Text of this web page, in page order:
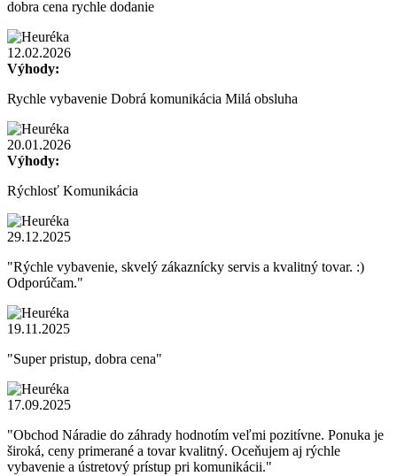
dobra cena rychle dodanie
12.02.2026
Výhody:
Rychle vybavenie Dobrá komunikácia Milá obsluha
20.01.2026
Výhody:
Rýchlosť Komunikácia
29.12.2025
"Rýchle vybavenie, skvelý zákaznícky servis a kvalitný tovar. :)
Odporúčam."
19.11.2025
"Super pristup, dobra cena"
17.09.2025
"Obchod Náradie do záhrady hodnotím veľmi pozitívne. Ponuka je
široká, ceny primerané a tovar kvalitný. Oceňujem aj rýchle
vybavenie a ústretový prístup pri komunikácii."